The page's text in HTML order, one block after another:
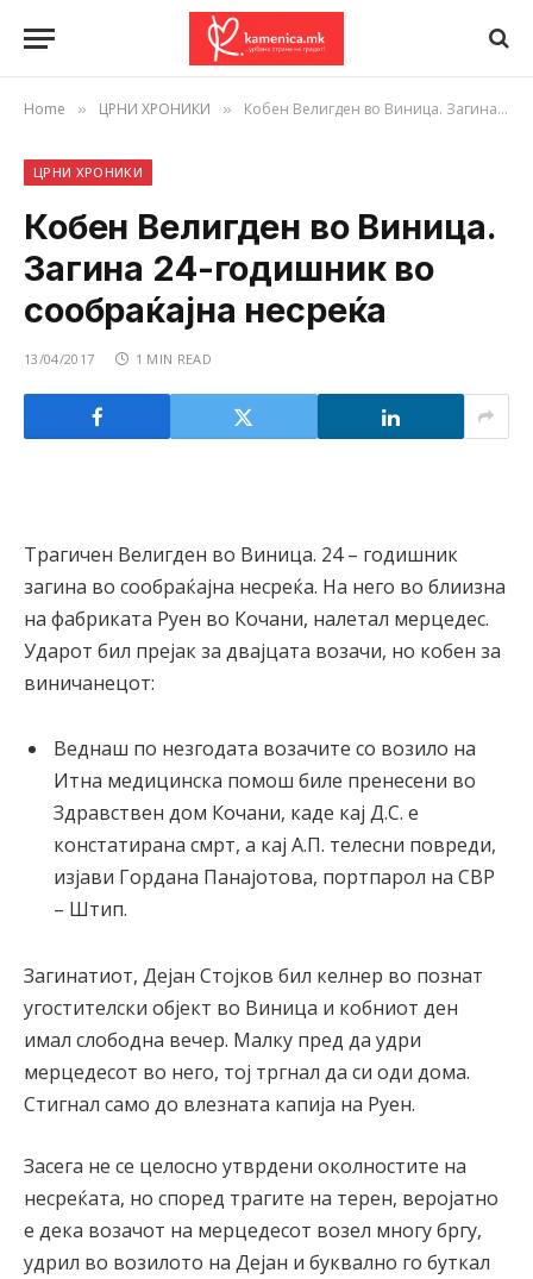
Home » ЦРНИ ХРОНИКИ » Кобен Велигден во Виница. Загина 24-годишник во сообраќајна несреќа
ЦРНИ ХРОНИКИ
Кобен Велигден во Виница.
Загина 24-годишник во
сообраќајна несреќа
13/04/2017 1 MIN READ
Трагичен Велигден во Виница. 24 – годишник
загина во сообраќајна несреќа. На него во блиизна
на фабриката Руен во Кочани, налетал мерцедес.
Ударот бил прејак за двајцата возачи, но кобен за
виничанецот:
Веднаш по незгодата возачите со возило на
Итна медицинска помош биле пренесени во
Здравствен дом Кочани, каде кај Д.С. е
констатирана смрт, а кај А.П. телесни повреди,
изјави Гордана Панајотова, портпарол на СВР
– Штип.
Загинатиот, Дејан Стојков бил келнер во познат
угостителски објект во Виница и кобниот ден
имал слободна вечер. Малку пред да удри
мерцедесот во него, тој тргнал да си оди дома.
Стигнал само до влезната капија на Руен.
Засега не се целосно утврдени околностите на
несреќата, но според трагите на терен, веројатно
е дека возачот на мерцедесот возел многу бргу,
удрил во возилото на Дејан и буквално го буткал